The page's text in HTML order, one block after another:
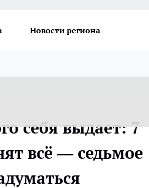
Новости региона
себя выдает: 7
всё — седьмое